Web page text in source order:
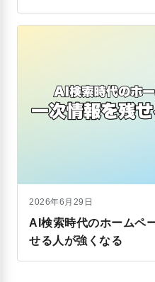
2026年6月29日
AI検索時代のホームペ
せる人が強くなる